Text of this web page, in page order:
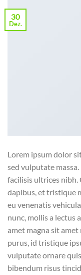
30
Dez.
Lorem ipsum dolor
sed vulputate
facilisis ultrices
dapibus, et tristique
eu venenatis
nunc, mollis a lectus
amet magna sit
purus, id tristique
vulputate ornare
bibendum risus